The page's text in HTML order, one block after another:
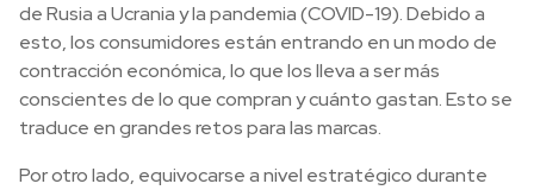
de Rusia a Ucrania y la pandemia (COVID-19). Debido a
esto, los consumidores están entrando en un modo de
contracción económica, lo que los lleva a ser más
conscientes de lo que compran y cuánto gastan. Esto se
traduce en grandes retos para las marcas.
Por otro lado, equivocarse a nivel estratégico durante